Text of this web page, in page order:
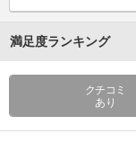
満足度ランキング
クチコミ
あり